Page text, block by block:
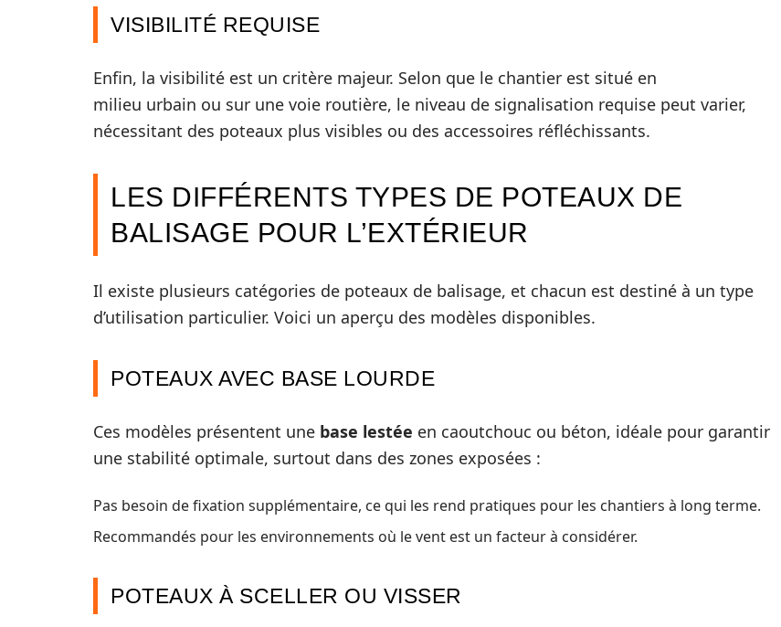
VISIBILITÉ REQUISE
Enfin, la visibilité est un critère majeur. Selon que le chantier est situé en
milieu urbain ou sur une voie routière, le niveau de signalisation requise peut varier,
nécessitant des poteaux plus visibles ou des accessoires réfléchissants.
LES DIFFÉRENTS TYPES DE POTEAUX DE
BALISAGE POUR L’EXTÉRIEUR
Il existe plusieurs catégories de poteaux de balisage, et chacun est destiné à un type
d’utilisation particulier. Voici un aperçu des modèles disponibles.
POTEAUX AVEC BASE LOURDE
Ces modèles présentent une base lestée en caoutchouc ou béton, idéale pour garantir
une stabilité optimale, surtout dans des zones exposées :
Pas besoin de fixation supplémentaire, ce qui les rend pratiques pour les chantiers à long terme.
Recommandés pour les environnements où le vent est un facteur à considérer.
POTEAUX À SCELLER OU VISSER